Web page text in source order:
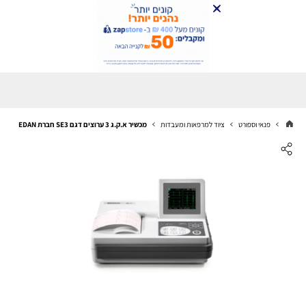
פנאי וספורט ציוד למרפאות ומעבדות מכשיר א.ק.ג 3 ערוצים דגם SE3 חברת EDAN